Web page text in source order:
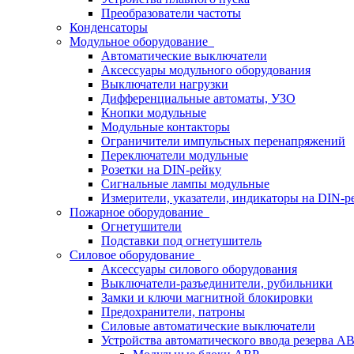
Преобразователи частоты
Конденсаторы
Модульное оборудование
Автоматические выключатели
Аксессуары модульного оборудования
Выключатели нагрузки
Дифференциальные автоматы, УЗО
Кнопки модульные
Модульные контакторы
Ограничители импульсных перенапряжений
Переключатели модульные
Розетки на DIN-рейку
Сигнальные лампы модульные
Измерители, указатели, индикаторы на DIN-
Пожарное оборудование
Огнетушители
Подставки под огнетушитель
Силовое оборудование
Аксессуары силового оборудования
Выключатели-разъединители, рубильники
Замки и ключи магнитной блокировки
Предохранители, патроны
Силовые автоматические выключатели
Устройства автоматического ввода резерва